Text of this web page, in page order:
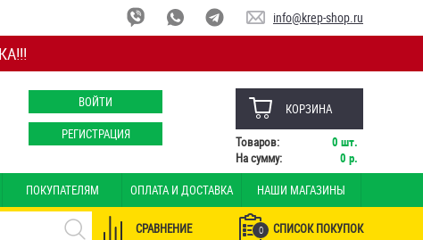
info@krep-shop.ru
ВОЙТИ
РЕГИСТРАЦИЯ
КОРЗИНА
Товаров: 0 шт.
На сумму:
0 р.
ПОКУПАТЕЛЯМ ОПЛАТА И ДОСТАВКА НАШИ МАГАЗИНЫ
0 СПИСОК ПОКУПОК
СРАВНЕНИЕ